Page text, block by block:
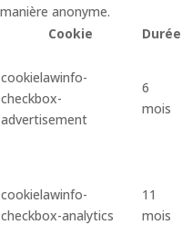
manière anonyme.
Cookie
Durée
cookielawinfo-
checkbox-
advertisement
6
mois
cookielawinfo-
checkbox-analytics
11
mois